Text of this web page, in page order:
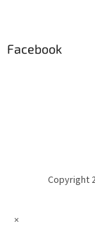
Facebook
Copyright
×